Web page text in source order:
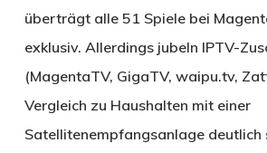
überträgt alle 51 Spiele bei
exklusiv. Allerdings jubeln IPTV-
(Magenta­TV, GigaTV, waipu.tv,
Vergleich zu Haushalten mit einer
Satellitenempfangsanlage deutlich